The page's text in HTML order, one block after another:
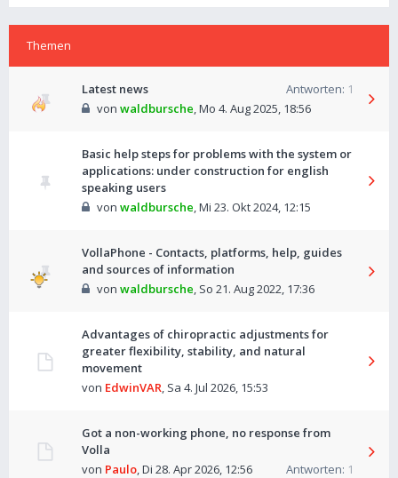
Themen
Latest news Antworten: 1
von waldbursche,Mo 4. Aug 2025, 18:56
Basic help steps for problems with the system or
applications: under construction for english
speaking users
von waldbursche,Mi 23. Okt 2024, 12:15
VollaPhone - Contacts, platforms, help, guides
and sources of information
von waldbursche, So 21. Aug 2022, 17:36
Advantages of chiropractic adjustments for
greater flexibility, stability, and natural
movement
von EdwinVAR, Sa 4. Jul 2026, 15:53
Got a non-working phone, no response from
Volla
Antworten: 1
von Paulo,Di 28. Apr 2026, 12:56